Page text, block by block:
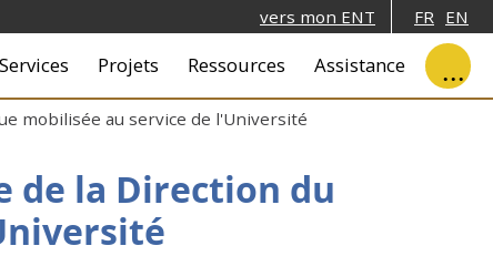
vers mon ENT FR EN
Services Projets Ressources Assistance
mobilisée au service de l'Université
de la Direction du